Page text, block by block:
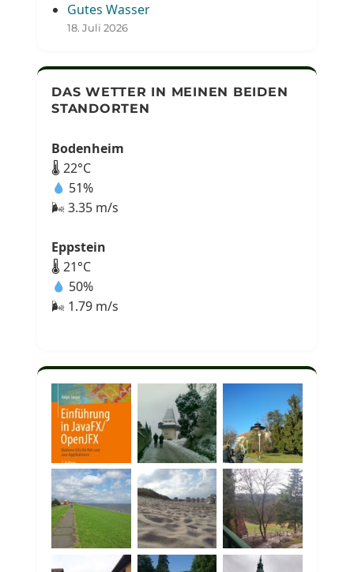
Gutes Wasser
18. Juli 2026
DAS WETTER IN MEINEN BEIDEN
STANDORTEN
Bodenheim
🌡 22°C
51%
🌬 3.35 m/s
Eppstein
🌡 21°C
50%
🌬 1.79 m/s